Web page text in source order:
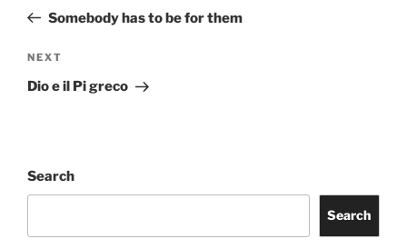
PostSomebody has to be for them
Next
Post
NEXT
Dio e il Pi greco
Search
Search